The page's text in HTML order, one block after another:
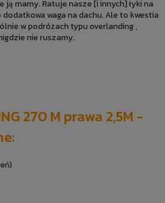
mamy. Ratuje nasze [i innych] łyki na
waga na dachu. Ale to kwestia
w podróżach typu overlanding ,
nie ruszamy.
270 M prawa 2,5M -